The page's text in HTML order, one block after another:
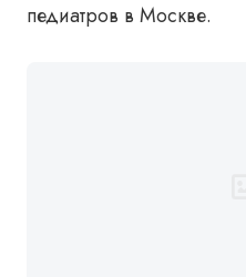
педиатров в Москве.